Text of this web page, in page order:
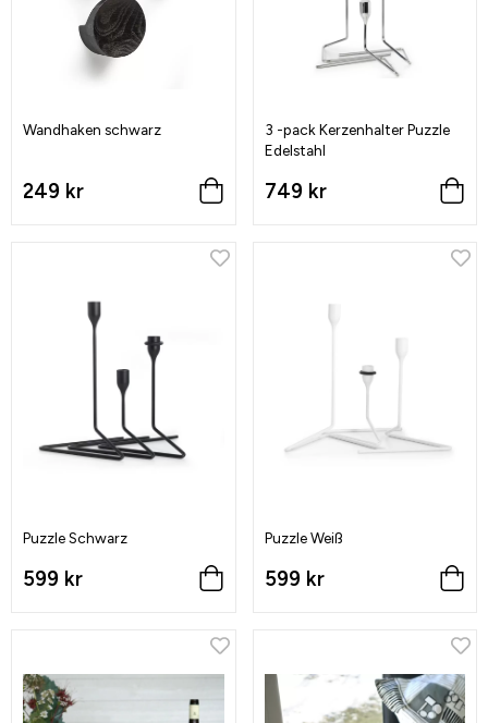
Wandhaken schwarz
249 kr
3 -pack Kerzenhalter Puzzle
Edelstahl
749 kr
Puzzle Schwarz
599 kr
Puzzle Weiß
599 kr